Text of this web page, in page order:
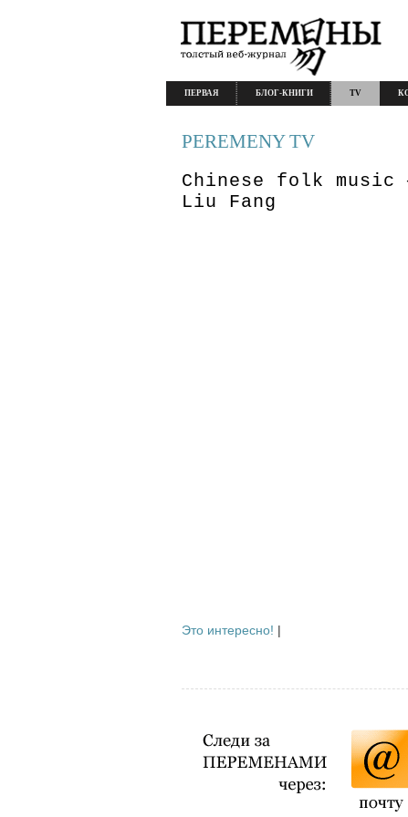
ПЕРВАЯ БЛОГ-КНИГИ TV
PEREMENY TV
Chinese folk
Liu Fang
Это интересно! |